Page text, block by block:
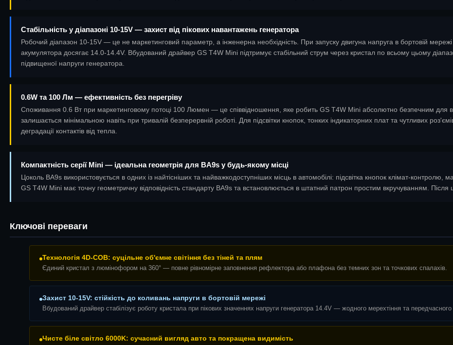
Стабільність у діапазоні 10-15V — захист від пікових навантажень генератора
Робочий діапазон 10-15V — це не маркетинговий параметр, а інженерна необхідність. При запуску двигуна напруга в бортовій
акумулятора досягає 14.0-14.4V. Вбудований драйвер GS T4W Mini підтримує стабільний струм через кристал по всьому цьому
підвищеної напруги генератора.
0.6W та 100 Лм — ефективність без перегріву
Споживання 0.6 Вт при маркетинговому потоці 100 Люмен — це співвідношення, яке робить GS T4W Mini абсолютно безпечним для
залишається мінімальною навіть при тривалій безперервній роботі. Для підсвітки кнопок, тонких індикаторних плат та чутливих
деградації контактів від тепла.
Компактність серії Mini — ідеальна геометрія для BA9s у будь-якому місці
Цоколь BA9s використовується в одних із найтісніших та найважкодоступніших місць в автомобілі: підсвітка кнопок клімат-контролю,
GS T4W Mini має точну геометричну відповідність стандарту BA9s та встановлюється в штатний патрон простим вкручуванням.
Ключові переваги
Технологія 4D-COB: суцільне об'ємне світіння без тіней та плям
Єдиний кристал з люмінофором на 360° — повне рівномірне заповнення рефлектора або плафона без темних зон та точкових спалахів.
Захист 10-15V: стійкість до коливань напруги в бортовій мережі
Вбудований драйвер стабілізує роботу кристала при пікових значеннях напруги генератора 14.4V — жодного мерехтіння та передчасного
Чисте біле світло 6000K: сучасний вигляд авто та покращена видимість